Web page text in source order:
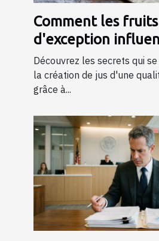
Comment les fruits
d'exception
qualité des jus ?
Découvrez les secrets qui
la création de jus d'une
grâce à...